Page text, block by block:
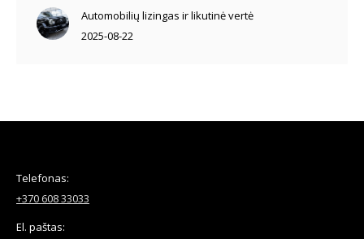
Automobilių lizingas ir likutinė vertė
2025-08-22
Telefonas:
+370 608 33033
El. paštas: